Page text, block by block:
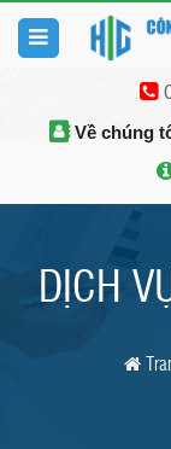
Về chúng
DỊCH